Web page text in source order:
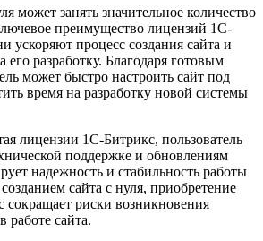
может занять значительное количество
преимущество лицензий 1С-
ускоряют процесс создания сайта и
его разработку. Благодаря готовым
может быстро настроить сайт под
время на разработку новой системы
лицензии 1С-Битрикс, пользователь
поддержке и обновлениям
надежность и стабильность работы
сайта с нуля, приобретение
риски возникновения
работе сайта.